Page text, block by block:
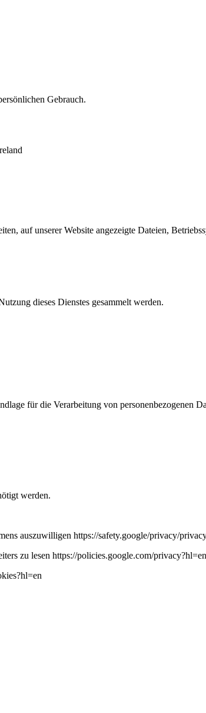
Gebrauch.
auf unserer Website angezeigte Dateien,
dieses Dienstes gesammelt werden.
für die Verarbeitung von personenbezogenen
werden.
auszuwilligen https://safety.google/privacy/
zu lesen https://policies.google.com/privacy?hl=en